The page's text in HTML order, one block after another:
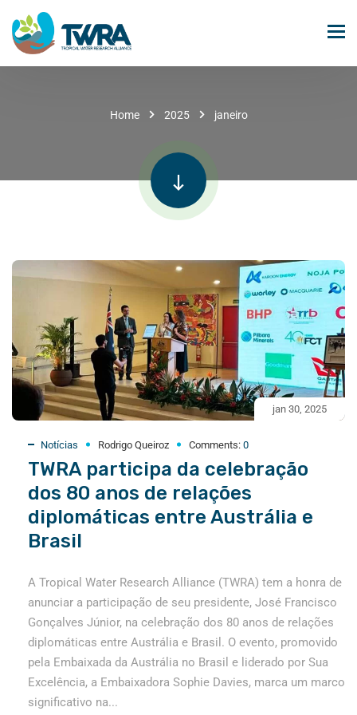
Home 2025 janeiro
jan 30, 2025
Notícias Rodrigo Queiroz Comments: 0
TWRA participa da celebração
dos 80 anos de relações
diplomáticas entre Austrália e
Brasil
A Tropical Water Research Alliance (TWRA) tem a honra de
anunciar a participação de seu presidente, José Francisco
Gonçalves Júnior, na celebração dos 80 anos de relações
diplomáticas entre Austrália e Brasil. O evento, promovido
pela Embaixada da Austrália no Brasil e liderado por Sua
Excelência, a Embaixadora Sophie Davies, marca um marco
significativo na...